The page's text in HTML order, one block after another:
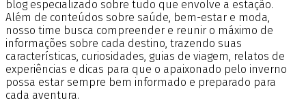
blog especializado sobre tudo que envolve a estação.
Além de conteúdos sobre saúde, bem-estar e moda,
nosso time busca compreender e reunir o máximo de
informações sobre cada destino, trazendo suas
características, curiosidades, guias de viagem, relatos de
experiências e dicas para que o apaixonado pelo inverno
possa estar sempre bem informado e preparado para
cada aventura.